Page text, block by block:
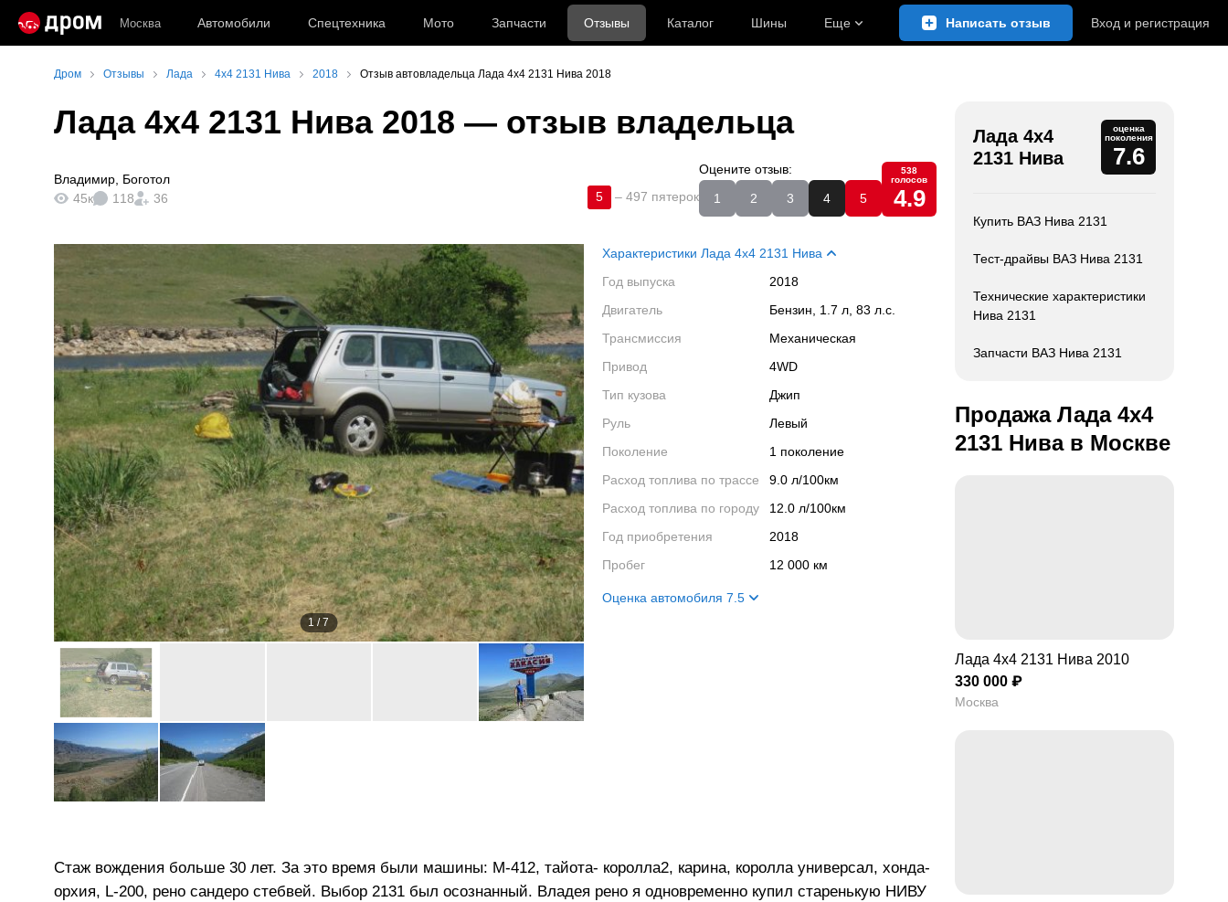
Москва Автомобили Спецтехника Мото Запчасти Отзывы Каталог Шины Еще Написать отзыв Вход и регистрация
Дром Отзывы Лада 4x4 2131 Нива 2018 Отзыв автовладельца Лада 4x4 2131 Нива 2018
Лада 4x4 2131 Нива 2018 — отзыв владельца
Владимир Боготол
45к
118 36 5 – 497 пятерок
Оцените отзыв:
1
2 3 4 5
538
голосов
4.9
1 /7
Характеристики Лада 4x4 2131 Нива
Год выпуска
2018
Двигатель
Бензин, 1.7 л, 83 л.с.
Трансмиссия
Механическая
Привод
4WD
Тип кузова
Джип
Руль
Левый
Поколение
1 поколение
Расход топлива по трассе
9.0 л/100км
Расход топлива по городу
12.0 л/100км
Год приобретения
2018
Пробег
12 000 км
Оценка автомобиля 7.5
Стаж вождения больше 30 лет. За это время были машины: М-412, тайота- королла2, карина, королла универсал, хонда-
орхия, L-200, рено сандеро стебвей. Выбор 2131 был осознанный. Владея рено я одновременно купил старенькую НИВУ
Лада 4x4
2131 Нива
оценка
поколения
7.6
Купить ВАЗ Нива 2131
Тест-драйвы ВАЗ Нива 2131
Технические характеристики
Нива 2131
Запчасти ВАЗ Нива 2131
Продажа Лада 4x4
2131 Нива в Москве
Лада 4x4 2131 Нива 2010
330 000 ₽
Москва